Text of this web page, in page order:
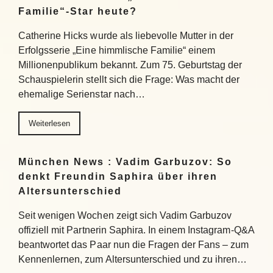
Familie“-Star heute?
Catherine Hicks wurde als liebevolle Mutter in der
Erfolgsserie „Eine himmlische Familie“ einem
Millionenpublikum bekannt. Zum 75. Geburtstag der
Schauspielerin stellt sich die Frage: Was macht der
ehemalige Serienstar nach…
Weiterlesen
München News : Vadim Garbuzov: So
denkt Freundin Saphira über ihren
Altersunterschied
Seit wenigen Wochen zeigt sich Vadim Garbuzov
offiziell mit Partnerin Saphira. In einem Instagram-Q&A
beantwortet das Paar nun die Fragen der Fans – zum
Kennenlernen, zum Altersunterschied und zu ihren…